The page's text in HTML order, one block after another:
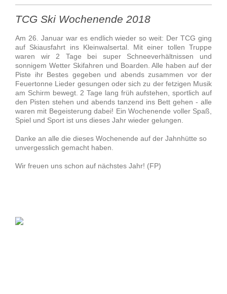
TCG Ski Wochenende 2018
Am 26. Januar war es endlich wieder so weit: Der TCG ging
auf Skiausfahrt ins Kleinwalsertal. Mit einer tollen Truppe
waren wir 2 Tage bei super Schneeverhältnissen und
sonnigem Wetter Skifahren und Boarden. Alle haben auf der
Piste ihr Bestes gegeben und abends zusammen vor der
Feuertonne Lieder gesungen oder sich zu der fetzigen Musik
am Schirm bewegt. 2 Tage lang früh aufstehen, sportlich auf
den Pisten stehen und abends tanzend ins Bett gehen - alle
waren mit Begeisterung dabei! Ein Wochenende voller Spaß,
Spiel und Sport ist uns dieses Jahr wieder gelungen.
Danke an alle die dieses Wochenende auf der Jahnhütte so
unvergesslich gemacht haben.
Wir freuen uns schon auf nächstes Jahr! (FP)